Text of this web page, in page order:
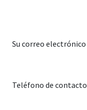
Su correo electrónico
Teléfono de contacto